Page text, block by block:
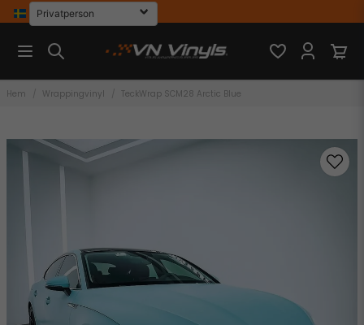
Hem Wrappingvinyl TeckWrap SCM28 Arctic Blue